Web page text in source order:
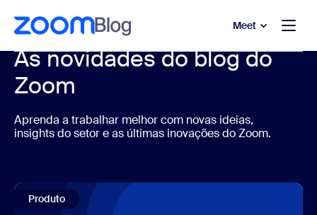
principal
chat de ajuda Meet
As novidades do blog do
Zoom
Aprenda a trabalhar melhor com novas ideias,
insights do setor e as últimas inovações do Zoom.
Produto